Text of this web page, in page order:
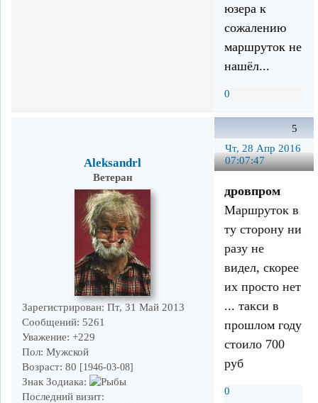
юзера к
сожалению
маршруток не
нашёл...
0
5
Чт, 28 Апр 2016
07:07:47
Aleksandrl
Ветеран
Зарегистрирован: Пт, 31 Май 2013
Сообщений: 5261
Уважение: +229
Пол: Мужской
Возраст: 80 [1946-03-08]
Знак Зодиака:
Последний визит:
дровпром
Маршруток в
ту сторону ни
разу не
видел, скорее
их просто нет
... такси в
прошлом году
стоило 700
руб
0